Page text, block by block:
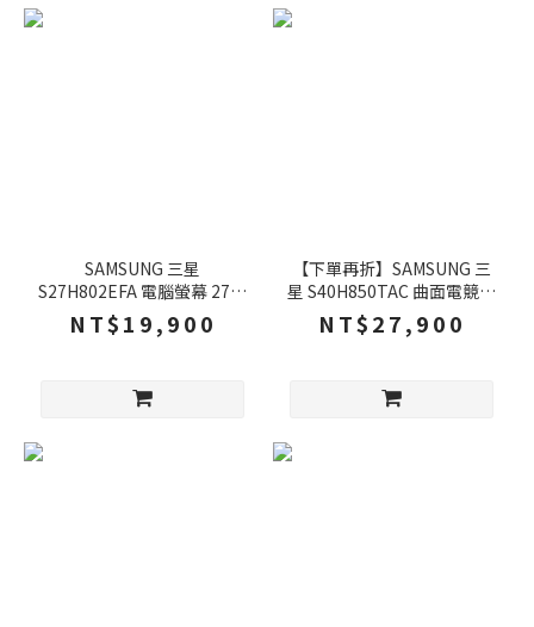
SAMSUNG 三星
S27H802EFA 電腦螢幕 27吋
60Hz 5k 5ms 可旋轉 外接螢
幕 護眼螢幕 螢幕
NT$19,900
【下單再折】SAMSUNG 三
星 S40H850TAC 曲面電競螢
幕 40吋 144Hz 5k 4ms 內建
喇叭 電腦螢幕 螢幕
NT$27,900